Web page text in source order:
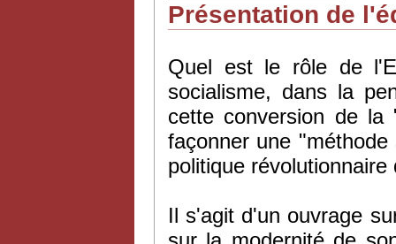
Présentation de
Quel est le rôle de
socialisme, dans la
cette conversion de la
façonner une
politique révolutionnaire
Il s'agit d'un ouvrage